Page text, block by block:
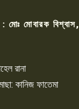
মোবারক বিশ্বাস,
রানা
কানিজ ফাতেমা